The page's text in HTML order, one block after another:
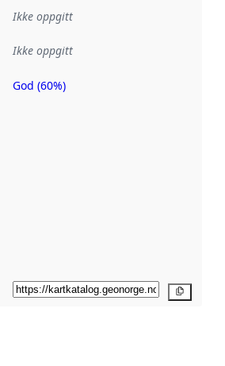
Ikke oppgitt
Ikke oppgitt
Metadatakvalitet
God (60%)